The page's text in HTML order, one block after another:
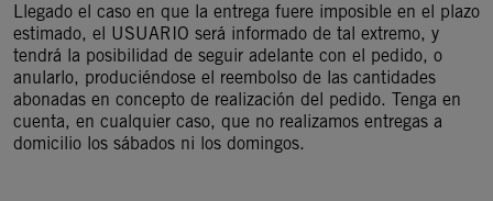
Llegado el caso en que la entrega fuere imposible en el plazo
estimado, el USUARIO será informado de tal extremo, y
tendrá la posibilidad de seguir adelante con el pedido, o
anularlo, produciéndose el reembolso de las cantidades
abonadas en concepto de realización del pedido. Tenga en
cuenta, en cualquier caso, que no realizamos entregas a
domicilio los sábados ni los domingos.